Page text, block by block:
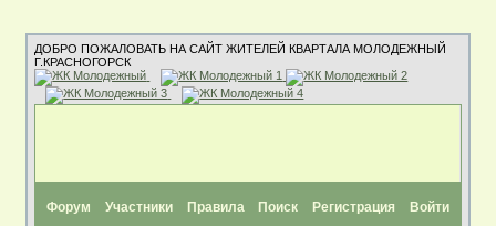
ДОБРО ПОЖАЛОВАТЬ НА САЙТ ЖИТЕЛЕЙ КВАРТАЛА МОЛОДЕЖНЫЙ
Г.КРАСНОГОРСК
Форум Участники Правила Поиск Регистрация Войти